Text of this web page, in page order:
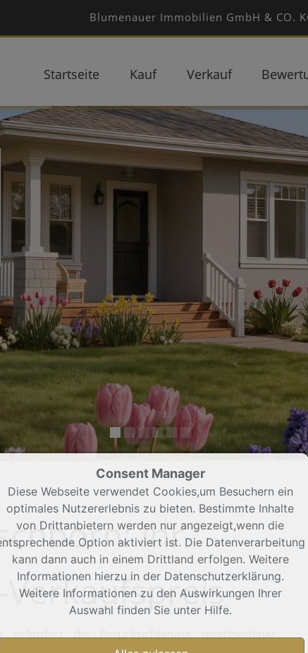
Blumenauer Immobilien GmbH & CO.
Startseite Kauf Verkauf
Ihr
die Berücksichtigung verschiedener
Consent Manager
Diese Webseite verwendet Cookies,um Besuchern ein
optimales Nutzererlebnis zu bieten. Bestimmte Inhalte
von Drittanbietern werden nur angezeigt,wenn die
Option aktiviert ist. Die Datenverarbeitung
kann dann auch in einem Drittland erfolgen. Weitere
Informationen hierzu in der Datenschutzerklärung.
Weitere Informationen zu den Auswirkungen Ihrer
Auswahl finden Sie unter Hilfe.